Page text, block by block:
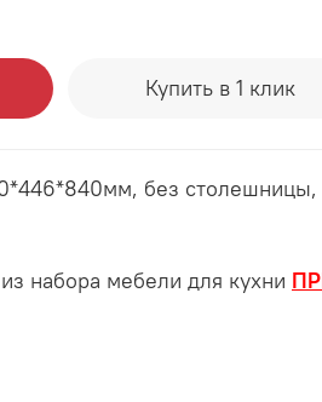
Купить в 1 клик
без столешницы,
набора мебели для кухни